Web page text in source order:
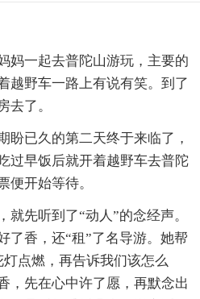
一起去普陀山游玩，主要的
越野车一路上有说有笑。到了
去了。
已久的第二天终于来临了，
过早饭后就开着越野车去普陀
便开始等待。
先听到了“动人”的念经声。
了香，还“租”了名导游。她帮
点燃，再告诉我们该怎么
，先在心中许了愿，再默念出